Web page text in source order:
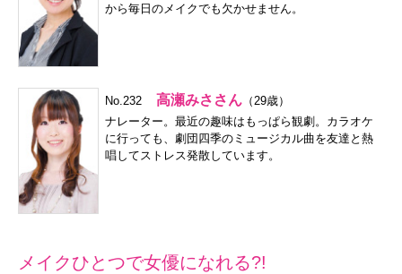
から毎日のメイクでも欠かせません。
No.232 高瀬みささん （29歳）
ナレーター。最近の趣味はもっぱら観劇。カラオケ
に行っても、劇団四季のミュージカル曲を友達と熱
唱してストレス発散しています。
メイクひとつで女優になれる?!